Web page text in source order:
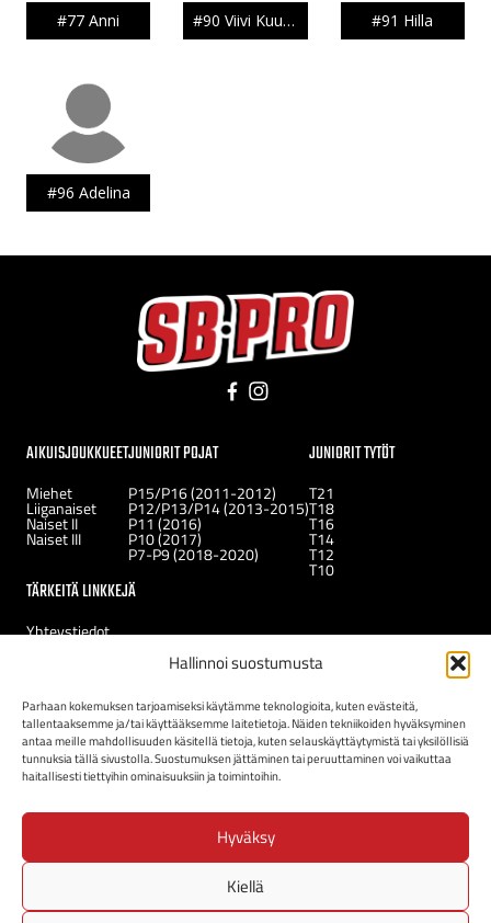
Hallinnoi suostumusta
Parhaan kokemuksen tarjoamiseksi käytämme teknologioita, kuten evästeitä,
tallentaaksemme ja/tai käyttääksemme laitetietoja. Näiden tekniikoiden hyväksyminen
antaa meille mahdollisuuden käsitellä tietoja, kuten selauskäyttäytymistä tai yksilöllisiä
tunnuksia tällä sivustolla. Suostumuksen jättäminen tai peruuttaminen voi vaikuttaa
haitallisesti tiettyihin ominaisuuksiin ja toimintoihin.
Hyväksy
Kiellä
Facebook
AIKUISJOUKKUEET
Miehet
Liiganaiset
Naiset II
Naiset III
JUNIORIT POJAT
P15/P16 (2011-2012)
P12/P13/P14 (2013-2015)
P11 (2016)
P10 (2017)
P7-P9 (2018-2020)
JUNIORIT TYTÖT
T21
T18
T16
T14
T12
T10
TÄRKEITÄ LINKKEJÄ
Yhteystiedot